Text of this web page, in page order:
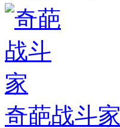
奇葩战斗家